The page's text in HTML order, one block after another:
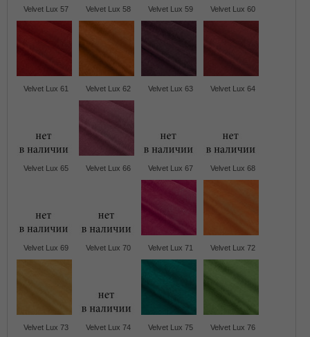
Velvet Lux 57 Velvet Lux 58 Velvet Lux 59 Velvet Lux 60
Velvet Lux 61 Velvet Lux 62 Velvet Lux 63 Velvet Lux 64
Velvet Lux 65 Velvet Lux 66 Velvet Lux 67 Velvet Lux 68
Velvet Lux 69 Velvet Lux 70 Velvet Lux 71 Velvet Lux 72
Velvet Lux 73 Velvet Lux 74 Velvet Lux 75 Velvet Lux 76